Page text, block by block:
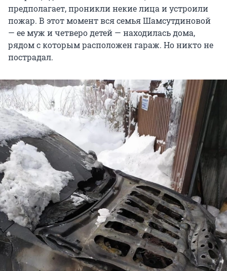
предполагает, проникли некие лица и устроили
пожар. В этот момент вся семья Шамсутдиновой
— ее муж и четверо детей — находилась дома,
рядом с которым расположен гараж. Но никто не
пострадал.